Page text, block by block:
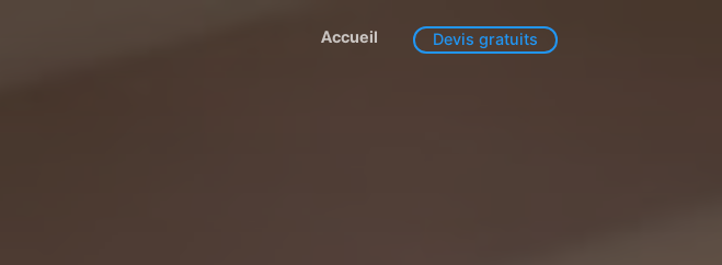
Accueil Devis gratuits